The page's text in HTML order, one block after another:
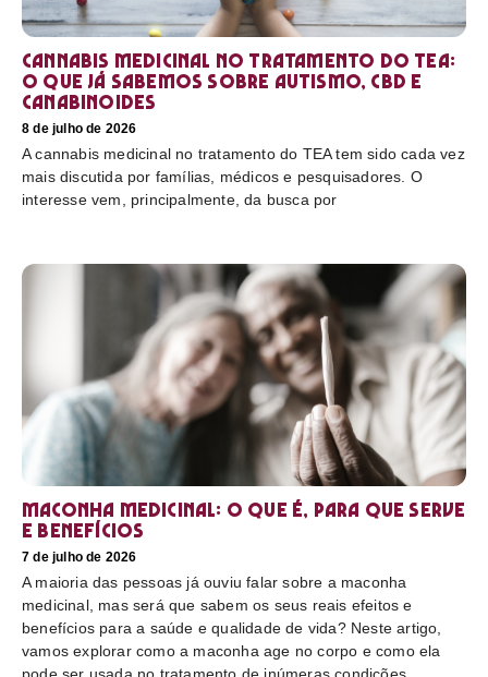
Cannabis medicinal no tratamento do TEA:
o que já sabemos sobre autismo, CBD e
canabinoides
8 de julho de 2026
A cannabis medicinal no tratamento do TEA tem sido cada vez
mais discutida por famílias, médicos e pesquisadores. O
interesse vem, principalmente, da busca por
Maconha medicinal: O que é, para que serve
e benefícios
7 de julho de 2026
A maioria das pessoas já ouviu falar sobre a maconha
medicinal, mas será que sabem os seus reais efeitos e
benefícios para a saúde e qualidade de vida? Neste artigo,
vamos explorar como a maconha age no corpo e como ela